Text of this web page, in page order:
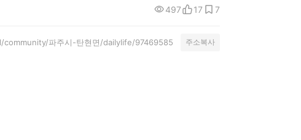
497 17 7
파주시-탄현면/dailylife/97469585 주소복사